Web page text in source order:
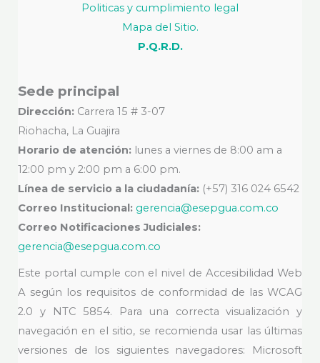
Politicas y cumplimiento legal
Mapa del Sitio.
P.Q.R.D.
Sede principal
Dirección: Carrera 15 # 3-07
Riohacha, La Guajira
Horario de atención: lunes a viernes de 8:00 am a
12:00 pm y 2:00 pm a 6:00 pm.
Línea de servicio a la ciudadanía: (+57) 316 024 6542
Correo Institucional: gerencia@esepgua.com.co
Correo Notificaciones Judiciales:
gerencia@esepgua.com.co
Este portal cumple con el nivel de Accesibilidad Web
A según los requisitos de conformidad de las WCAG
2.0 y NTC 5854. Para una correcta visualización y
navegación en el sitio, se recomienda usar las últimas
versiones de los siguientes navegadores: Microsoft